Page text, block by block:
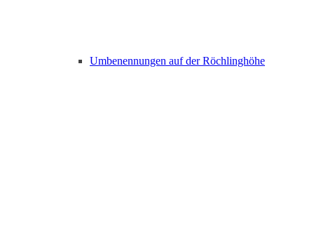
Umbenennungen auf der Röchlinghöhe